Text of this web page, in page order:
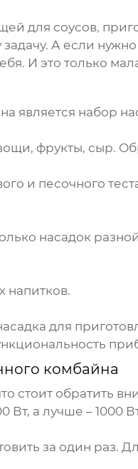
для соусов,
А если
И это только
является набор
фрукты, сыр.
и песочного
насадок
напитков.
для
комбайна
стоит обратить
Вт, а лучше – 1000
за один раз.